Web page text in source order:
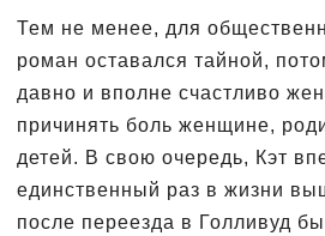
Тем не менее, для
роман оставался тайной,
давно и вполне счастливо
причинять боль женщине,
детей. В свою очередь, Кэт
единственный раз в жизни
после переезда в Голливуд